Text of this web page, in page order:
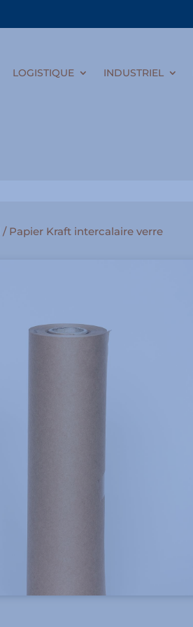
LOGISTIQUE INDUSTRIEL
/ Papier Kraft intercalaire verre